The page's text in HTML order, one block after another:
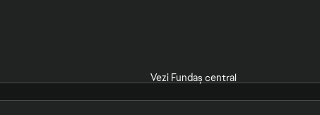
Vezi Fundaș central